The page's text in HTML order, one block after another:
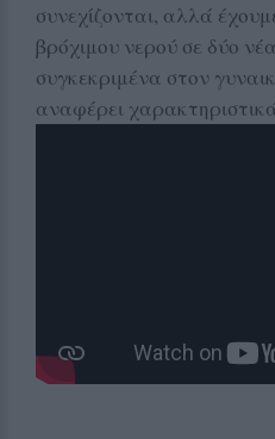
συνεχίζονται, αλλά
βρόχιμου νερού σε δύο
συγκεκριμένα στον
αναφέρει